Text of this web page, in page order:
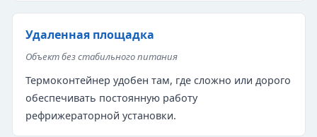
Удаленная площадка
Объект без стабильного питания
Термоконтейнер удобен там, где сложно или дорого
обеспечивать постоянную работу
рефрижераторной установки.